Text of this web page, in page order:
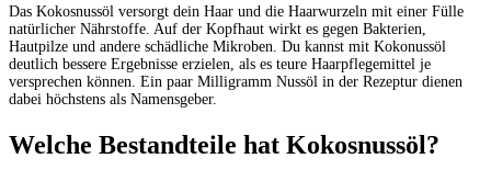
Das Kokosnussöl versorgt dein Haar und die Haarwurzeln mit einer Fülle
natürlicher Nährstoffe. Auf der Kopfhaut wirkt es gegen Bakterien,
Hautpilze und andere schädliche Mikroben. Du kannst mit Kokonussöl
deutlich bessere Ergebnisse erzielen, als es teure Haarpflegemittel je
versprechen können. Ein paar Milligramm Nussöl in der Rezeptur dienen
dabei höchstens als Namensgeber.
Welche Bestandteile hat Kokosnussöl?